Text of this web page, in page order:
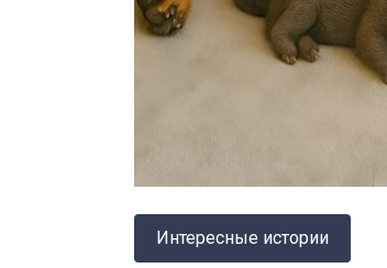
Интересные истории